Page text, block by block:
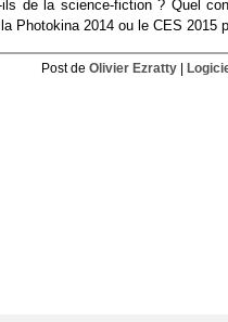
ils de la science-fiction ? Quel
Photokina 2014 ou le CES 2015
Post de Olivier Ezratty|